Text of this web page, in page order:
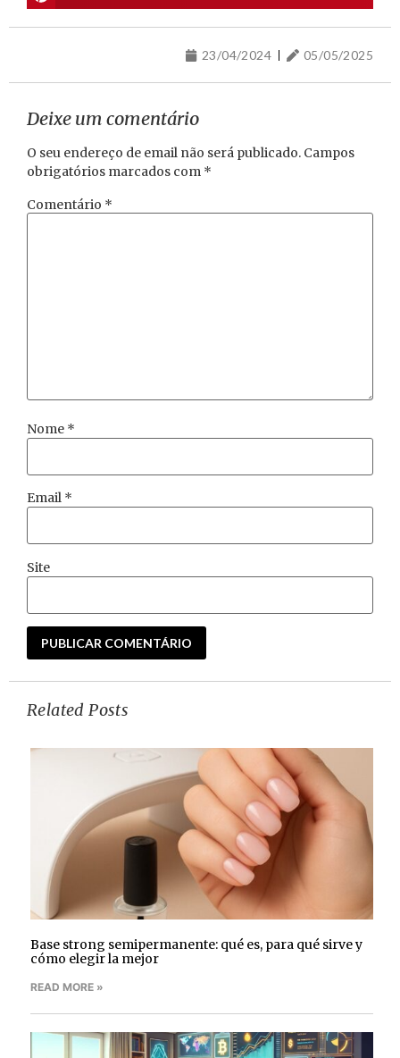
23/04/2024 05/05/2025
Deixe um comentário
O seu endereço de email não será publicado. Campos
obrigatórios marcados com *
Comentário *
Nome *
Email *
Site
Related Posts
Base strong semipermanente: qué es, para qué sirve y
cómo elegir la mejor
READ MORE »